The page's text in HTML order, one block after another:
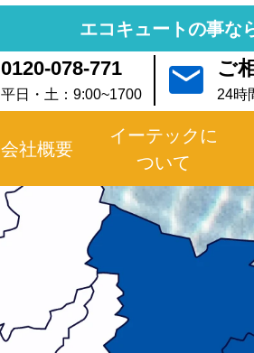
エコキュートの事な
0120-078-771
平日・土：9:00~1700
ご
24時
会社概要
イーテックに
ついて